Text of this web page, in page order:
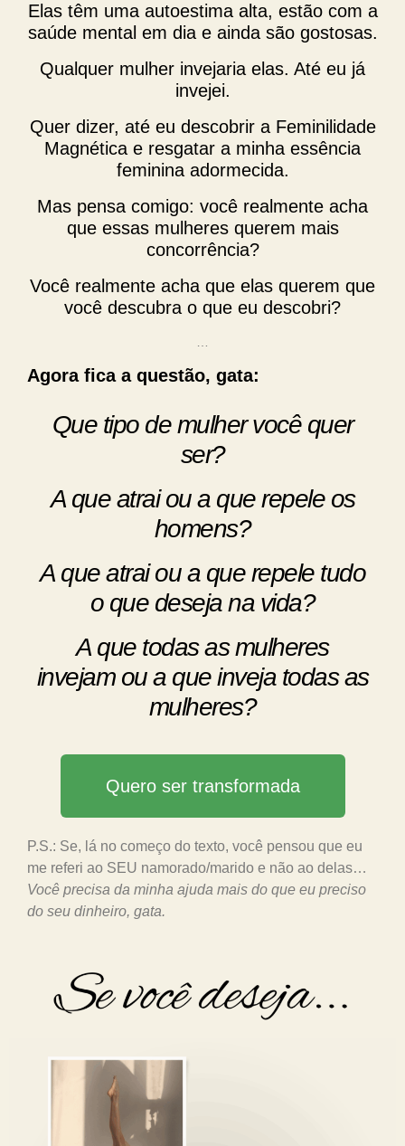
Elas têm uma autoestima alta, estão com a
saúde mental em dia e ainda são gostosas.
Qualquer mulher invejaria elas. Até eu já
invejei.
Quer dizer, até eu descobrir a Feminilidade
Magnética e resgatar a minha essência
feminina adormecida.
Mas pensa comigo: você realmente acha
que essas mulheres querem mais
concorrência?
Você realmente acha que elas querem que
você descubra o que eu descobri?
Agora fica a questão, gata:
Que tipo de mulher você quer
ser?
A que atrai ou a que repele os
homens?
A que atrai ou a que repele tudo
o que deseja na vida?
A que todas as mulheres
invejam ou a que inveja todas as
mulheres?
Quero ser transformada
P.S.: Se, lá no começo do texto, você pensou que eu
me referi ao SEU namorado/marido e não ao delas…
Você precisa da minha ajuda mais do que eu preciso
do seu dinheiro, gata.